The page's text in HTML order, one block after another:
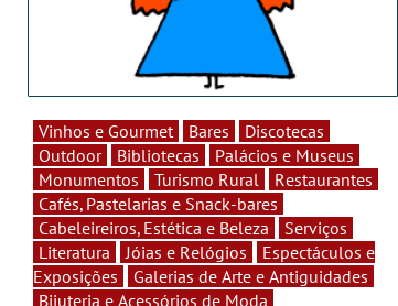
Vinhos e Gourmet Bares
Discotecas
Outdoor
Bibliotecas
Palácios e Museus
Monumentos
Turismo Rural
Restaurantes
Cafés, Pastelarias e Snack-bares
Cabeleireiros, Estética e Beleza
Serviços
Literatura
Jóias e Relógios
Espectáculos e
Exposições
Galerias de Arte e Antiguidades
Bijuteria e Acessórios de Moda